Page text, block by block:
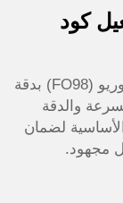
كود
يضمن لكِ اتباع خطوات تفعيل كود خصم فوريو (FO98) بدقة
والدقة
لضمان
مجهود.